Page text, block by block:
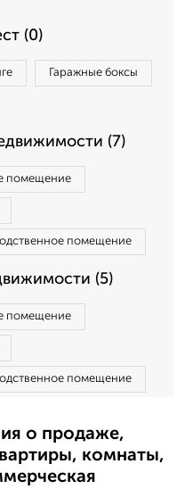
(0)
Гаражные боксы
(7)
помещение
помещение
(5)
помещение
помещение
о продаже,
комнаты,